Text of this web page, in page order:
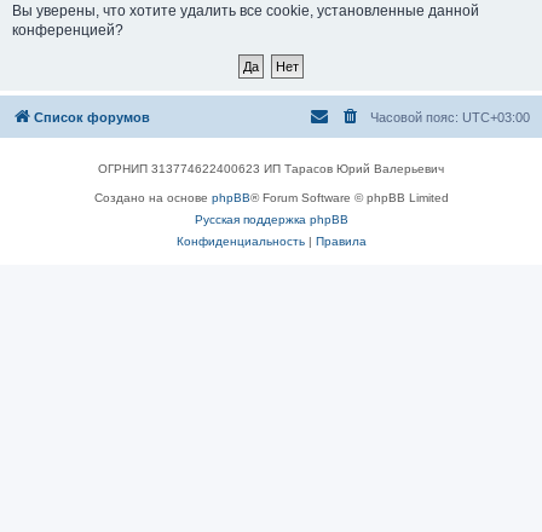
Вы уверены, что хотите удалить все cookie, установленные данной
конференцией?
Список форумов Часовой пояс: UTC+03:00
ОГРНИП 313774622400623 ИП Тарасов Юрий Валерьевич
Создано на основе phpBB® Forum Software © phpBB Limited
Русская поддержка phpBB
Конфиденциальность| Правила